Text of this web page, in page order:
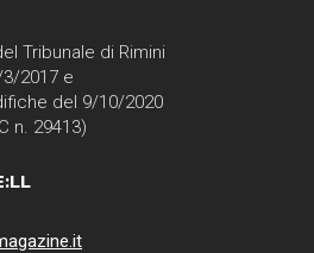
Tribunale di Rimini
2017 e
del 9/10/2020
n. 29413)